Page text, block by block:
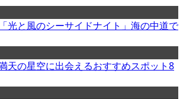
光と風のシーサイドナイト」海の中道で
天の星空に出会えるおすすめスポット8